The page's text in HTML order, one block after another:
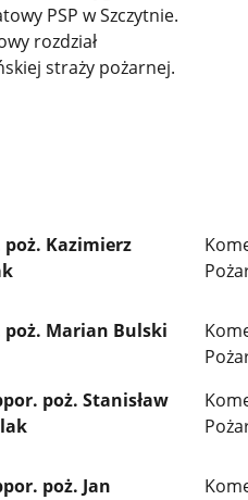
PSP w Szczytnie.
rozdział
straży pożarnej.
poż. Kazimierz
poż. Marian Bulski
poż. Stanisław
poż. Jan